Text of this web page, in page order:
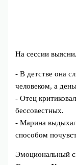
На сессии
- В детстве она
человеком, а
- Отец
бессовестных.
- Марина
способом
Эмоциональный